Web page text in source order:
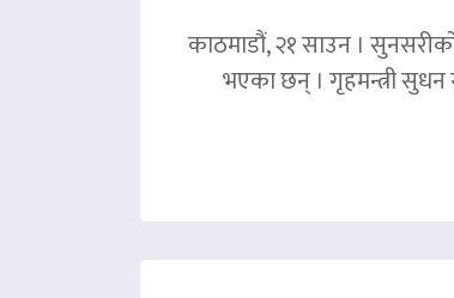
काठमाडौं, २१ साउन ।
भएका छन् । गृहमन्त्री सुधन